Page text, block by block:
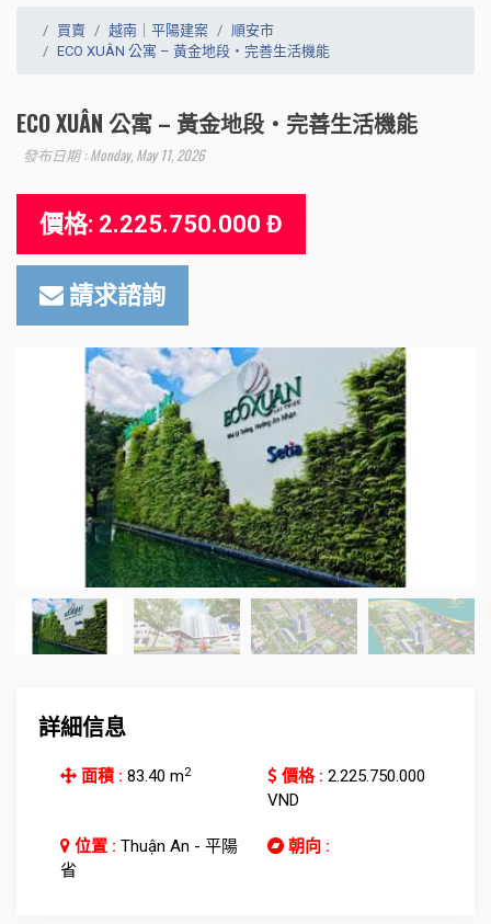
買賣 越南｜平陽建案
順安市
ECO XUÂN 公寓 – 黃金地段・完善生活機能
ECO XUÂN 公寓 – 黃金地段・完善生活機能
發布日期 : Monday, May 11, 2026
價格: 2.225.750.000 Đ
請求諮詢
詳細信息
面積 : 83.40 m2 價格 : 2.225.750.000
VND
位置 : Thuận An - 平陽
省
朝向 :